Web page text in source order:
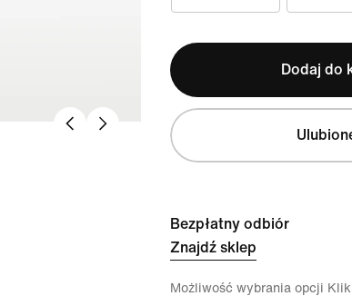
Dodaj do
Bezpłatny odbiór
Znajdź sklep
Możliwość wybrania opcji